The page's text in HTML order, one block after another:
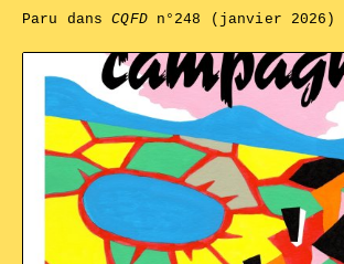
Paru dansCQFDn°248 (janvier 2026)